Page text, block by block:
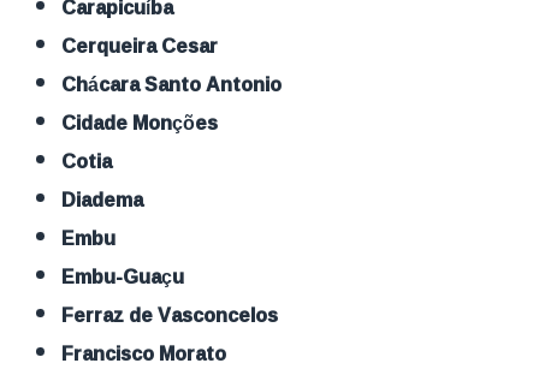
Cerqueira Cesar
Chácara Santo Antonio
Cidade Monções
Cotia
Diadema
Embu
Embu-Guaçu
Ferraz de Vasconcelos
Francisco Morato